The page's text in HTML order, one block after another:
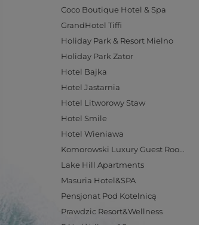
Coco Boutique Hotel & Spa
GrandHotel Tiffi
Holiday Park & Resort Mielno
Holiday Park Zator
Hotel Bajka
Hotel Jastarnia
Hotel Litworowy Staw
Hotel Smile
Hotel Wieniawa
Komorowski Luxury Guest Rooms
Lake Hill Apartments
Masuria Hotel&SPA
Pensjonat Pod Kotelnicą
Prawdzic Resort&Wellness